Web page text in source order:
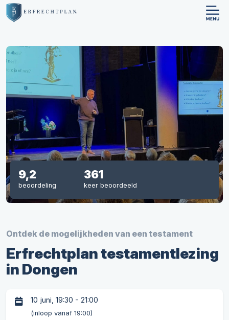
Ontdek de mogelijkheden van een testament
Erfrechtplan testamentlezing
in Dongen
10 juni, 19:30 - 21:00
(inloop vanaf 19:00)
9,2
beoordeling
361
keer beoordeeld